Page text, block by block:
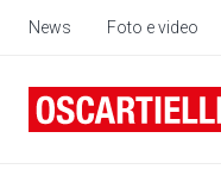
News Foto e video